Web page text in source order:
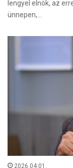
lengyel elnök, az
ünnepen,…
2026.04.01.